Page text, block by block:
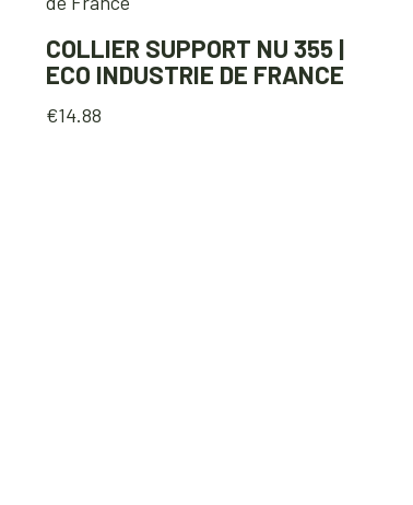
COLLIER SUPPORT NU 355 |
ECO INDUSTRIE DE FRANCE
€14.88